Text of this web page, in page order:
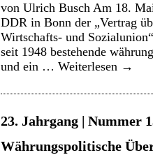
von Ulrich Busch Am 18.
DDR in Bonn der „Vertrag
Wirtschafts- und
seit 1948 bestehende
und ein … Weiterlesen →
23. Jahrgang | Nummer
Währungspolitische